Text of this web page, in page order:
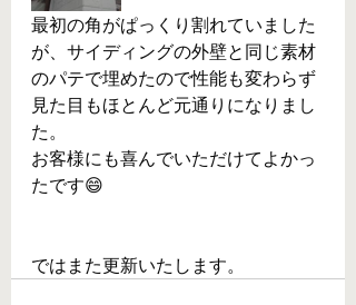
最初の角がぱっくり割れていました
が、サイディングの外壁と同じ素材
のパテで埋めたので性能も変わらず
見た目もほとんど元通りになりまし
た。
お客様にも喜んでいただけてよかっ
たです😄
ではまた更新いたします。